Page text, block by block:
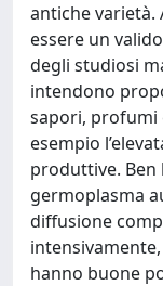
antiche varietà.
essere un
degli studiosi
intendono
sapori, profumi
esempio
produttive. Ben
germoplasma
diffusione
hanno buone